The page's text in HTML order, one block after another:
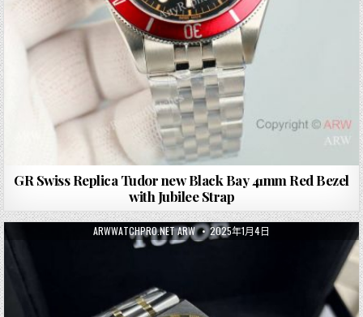
GR Swiss Replica Tudor new Black Bay 41mm Red Bezel
with Jubilee Strap
ARWWATCHPRO.NET ARW 2025年1月4日